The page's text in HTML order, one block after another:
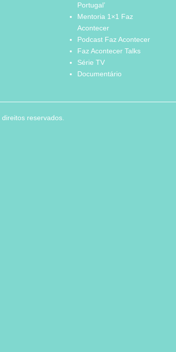
Portugal’
Mentoria 1×1 Faz
Acontecer
Podcast Faz Acontecer
Faz Acontecer Talks
Série TV
Documentário
reservados.